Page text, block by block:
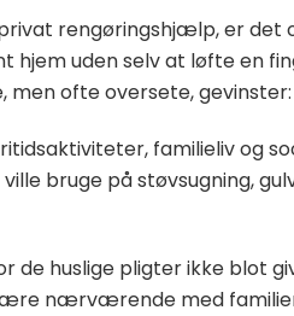
rengøringshjælp, er det
hjem uden selv at løfte en
ofte oversete,
familieliv og
bruge på støvsugning,
de huslige pligter ikke blot
nærværende med